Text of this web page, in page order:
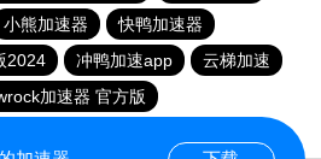
小熊加速器
快鸭加速器
2024
冲鸭加速app
云梯加速
加速器 官方版
版